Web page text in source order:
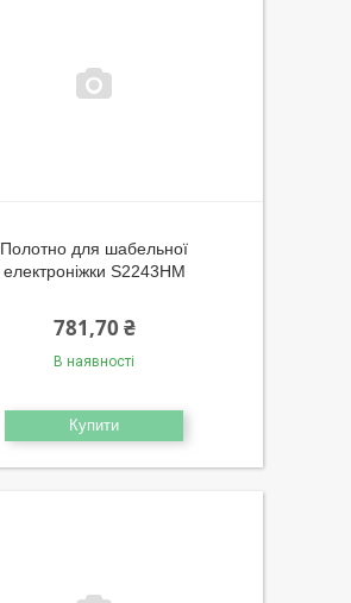
Полотно для шабельної
електроніжки S2243HM
781,70 ₴
В наявності
Купити